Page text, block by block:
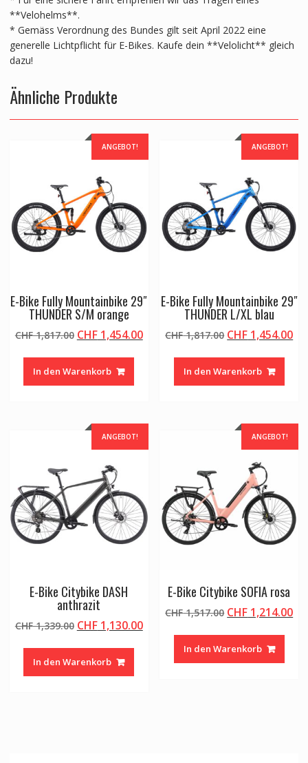
**Velohelms**.
* Gemäss Verordnung des Bundes gilt seit April 2022 eine
generelle Lichtpflicht für E-Bikes. Kaufe dein **Velolicht** gleich
dazu!
Ähnliche Produkte
ANGEBOT!
E-Bike Fully Mountainbike 29″
THUNDER S/M orange
CHF1,817.00 Ursprünglicher
war:
CHF 1,817.00
CHF1,454.00Aktueller
CHF 1,454.00.
In den Warenkorb
ANGEBOT!
E-Bike Fully Mountainbike 29″
THUNDER L/XL blau
CHF1,817.00 Ursprünglicher
war:
CHF 1,817.00
CHF 1,454.00
In den Warenkorb
ANGEBOT!
E-Bike Citybike DASH
anthrazit
CHF1,339.00 Ursprünglicher
war:
CHF 1,339.00
CHF1,130.00Aktueller
In den Warenkorb
ANGEBOT!
E-Bike Citybike SOFIA rosa
CHF1,517.00 Ursprünglicher
war:
CHF 1,517.00
CHF 1,214.00
In den Warenkorb